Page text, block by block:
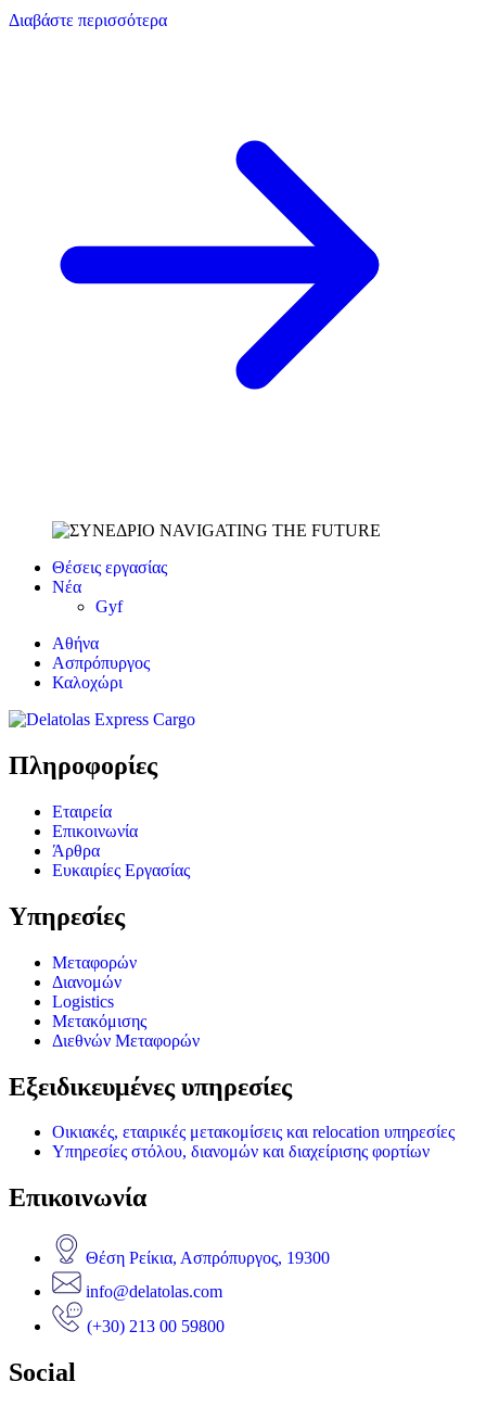
Διαβάστε περισσότερα
Θέσεις εργασίας
Νέα
Gyf
Αθήνα
Ασπρόπυργος
Καλοχώρι
Πληροφορίες
Εταιρεία
Επικοινωνία
Άρθρα
Ευκαιρίες Εργασίας
Υπηρεσίες
Μεταφορών
Διανομών
Logistics
Μετακόμισης
Διεθνών Μεταφορών
Εξειδικευμένες υπηρεσίες
Οικιακές, εταιρικές μετακομίσεις και relocation υπηρεσίες
Υπηρεσίες στόλου, διανομών και διαχείρισης φορτίων
Επικοινωνία
Θέση Ρείκια, Ασπρόπυργος, 19300
info@delatolas.com
(+30) 213 00 59800
Social